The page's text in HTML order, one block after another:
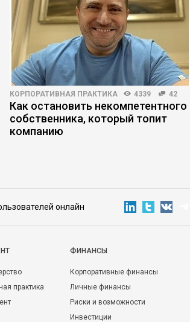
КОРПОРАТИВНАЯ ПРАКТИКА 4339 42
Как остановить некомпетентного
собственника, который топит
компанию
онлайн
практика
ФИНАНСЫ
Корпоративные финансы
Личные финансы
Риски и возможности
Инвестиции